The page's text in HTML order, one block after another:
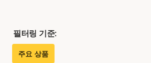
필터링 기준:
주요 상품